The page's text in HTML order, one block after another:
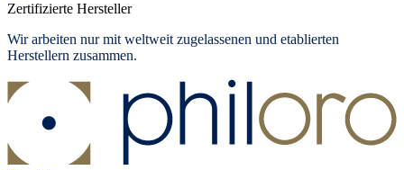
Zertifizierte Hersteller
Wir arbeiten nur mit weltweit zugelassenen und etablierten
Herstellern zusammen.